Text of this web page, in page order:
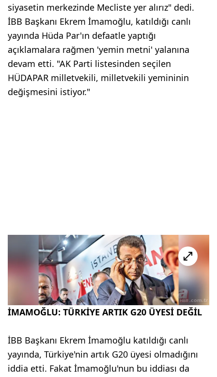
siyasetin merkezinde Mecliste yer alırız" dedi.
İBB Başkanı Ekrem İmamoğlu, katıldığı canlı
yayında Hüda Par'ın defaatle yaptığı
açıklamalara rağmen 'yemin metni' yalanına
devam etti. "AK Parti listesinden seçilen
HÜDAPAR milletvekili, milletvekili yemininin
değişmesini istiyor."
İMAMOĞLU: TÜRKİYE ARTIK G20 ÜYESİ DEĞİL
İBB Başkanı Ekrem İmamoğlu katıldığı canlı
yayında, Türkiye'nin artık G20 üyesi olmadığını
iddia etti. Fakat İmamoğlu'nun bu iddiası da